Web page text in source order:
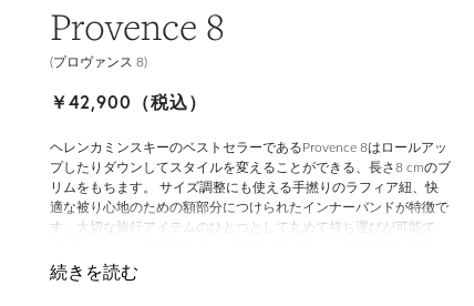
Provence 8
(プロヴァンス 8)
￥42,900（税込）
ヘレンカミンスキーのベストセラーであるProvence 8はロールアッ
プしたりダウンしてスタイルを変えることができる、長さ8 cmのブ
リムをもちます。 サイズ調整にも使える手撚りのラフィア紐、快
適な被り心地のための額部分につけられたインナーバンドが特徴で
す。大切な旅行アイテムのひとつとして丸めて持ち運びが可能で
チがシームレスにほどこされています。アルチザン(職人)の高い技